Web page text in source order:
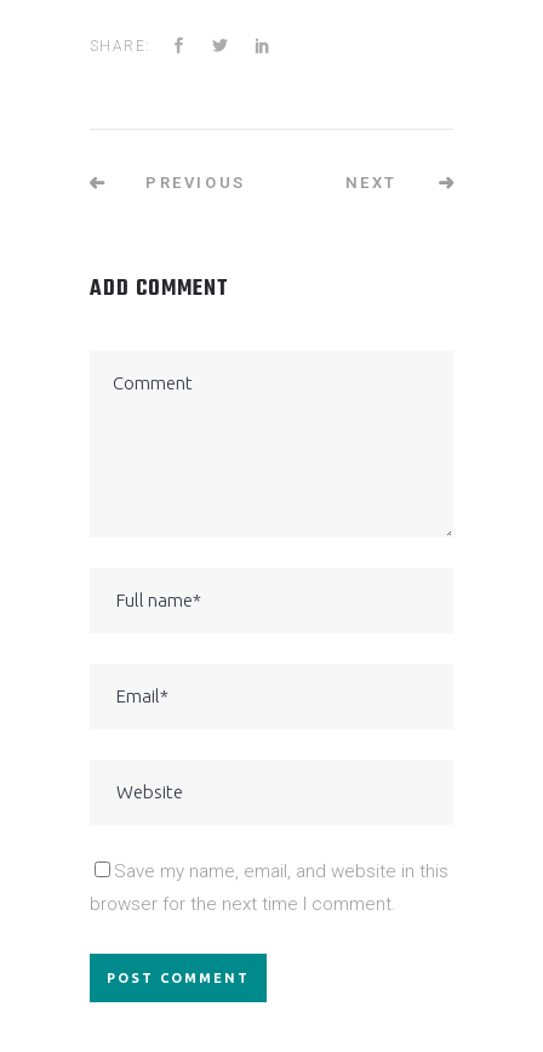
SHARE:
PREVIOUS NEXT
ADD COMMENT
Save my name, email, and website in this
browser for the next time I comment.